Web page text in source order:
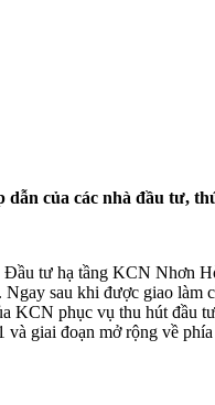
của các nhà đầu tư,
tư hạ tầng KCN Nhơn
sau khi được giao
KCN phục vụ thu hút đầu
giai đoạn mở rộng về